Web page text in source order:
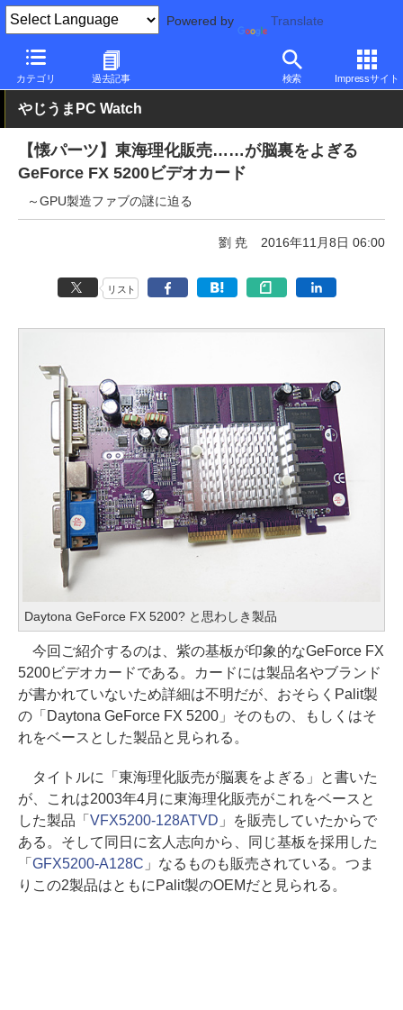
Powered by Translate
カテゴリ 過去記事 検索 Impressサイト
PC Watch 半導体/周辺機器 GeForce
やじうまPC Watch
【懐パーツ】東海理化販売……が脳裏をよぎる
GeForce FX 5200ビデオカード
～GPU製造ファブの謎に迫る
劉 尭 2016年11月8日 06:00
リスト
Daytona GeForce FX 5200? と思わしき製品
今回ご紹介するのは、紫の基板が印象的なGeForce FX
5200ビデオカードである。カードには製品名やブランド
が書かれていないため詳細は不明だが、おそらくPalit製
の「Daytona GeForce FX 5200」そのもの、もしくはそ
れをベースとした製品と見られる。
タイトルに「東海理化販売が脳裏をよぎる」と書いた
が、これは2003年4月に東海理化販売がこれをベースと
した製品「 VFX5200-128ATVD 」を販売していたからで
ある。そして同日に玄人志向から、同じ基板を採用した
「 GFX5200-A128C 」なるものも販売されている。つま
りこの2製品はともにPalit製のOEMだと見られる。